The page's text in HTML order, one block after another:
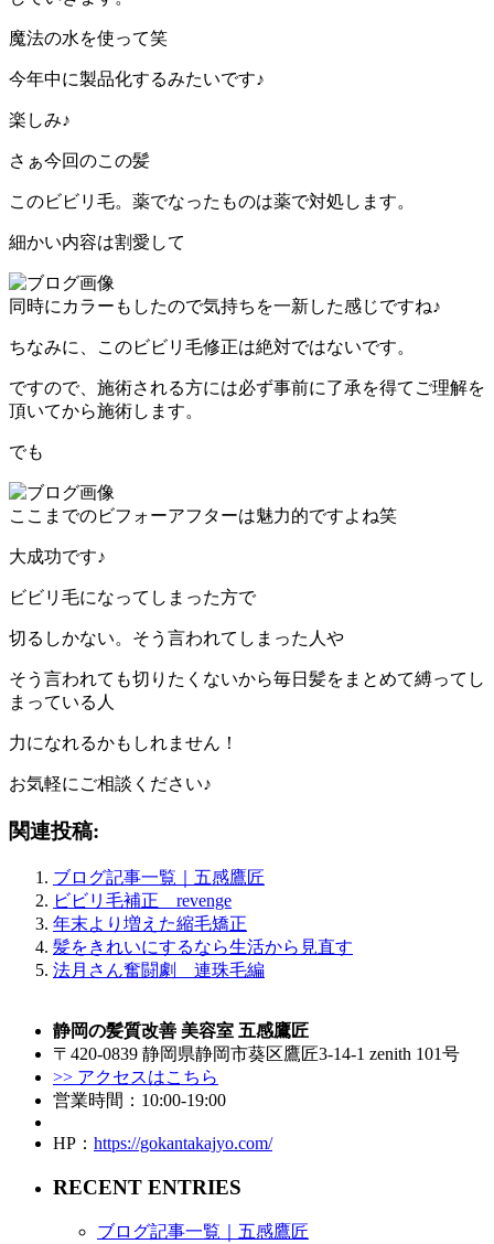
魔法の水を使って笑
今年中に製品化するみたいです♪
楽しみ♪
さぁ今回のこの髪
このビビリ毛。薬でなったものは薬で対処します。
細かい内容は割愛して
同時にカラーもしたので気持ちを一新した感じですね♪
ちなみに、このビビリ毛修正は絶対ではないです。
ですので、施術される方には必ず事前に了承を得てご理解を
頂いてから施術します。
でも
ここまでのビフォーアフターは魅力的ですよね笑
大成功です♪
ビビリ毛になってしまった方で
切るしかない。そう言われてしまった人や
そう言われても切りたくないから毎日髪をまとめて縛ってし
まっている人
力になれるかもしれません！
お気軽にご相談ください♪
関連投稿:
ブログ記事一覧｜五感鷹匠
ビビリ毛補正 revenge
年末より増えた縮毛矯正
髪をきれいにするなら生活から見直す
法月さん奮闘劇 連珠毛編
静岡の髪質改善 美容室 五感鷹匠
〒420-0839 静岡県静岡市葵区鷹匠3-14-1 zenith 101号
>> アクセスはこちら
営業時間：10:00-19:00
HP： https://gokantakajyo.com/
RECENT ENTRIES
ブログ記事一覧｜五感鷹匠